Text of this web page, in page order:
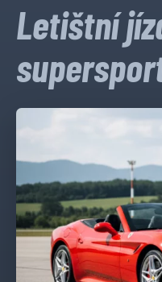
Letištní